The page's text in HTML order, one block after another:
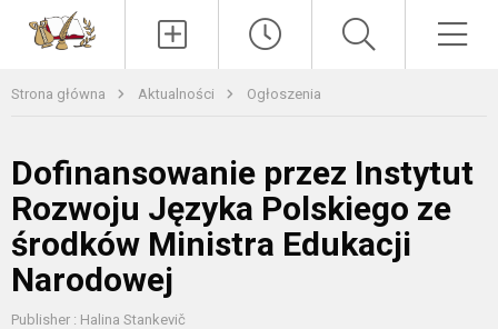
Strona główna Aktualności Ogłoszenia
Dofinansowanie przez Instytut
Rozwoju Języka Polskiego ze
środków Ministra Edukacji
Narodowej
Publisher : Halina Stankevič